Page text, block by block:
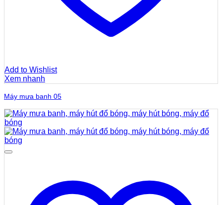
Add to Wishlist
Xem nhanh
Máy mưa banh 05